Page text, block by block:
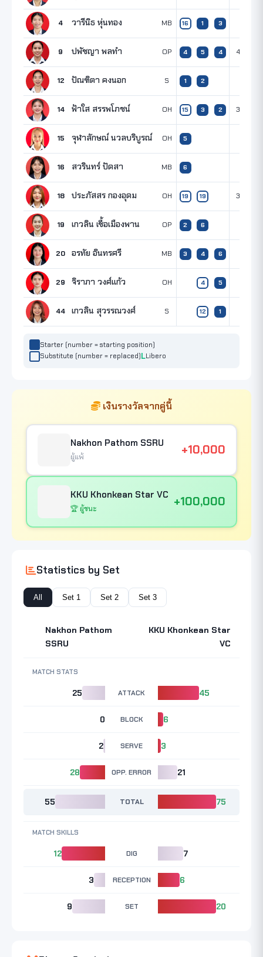
4 วารีนิธ หุ่นทอง MB 16 1 3
9 ปพัชญา พลทำ OP 4 5 4 4
12 ปัณฑิตา คงนอก S 1 2
14 ฟ้าใส สรรพโภชน์ OH 15 3 2 3
15 จุฬาลักษณ์ นวลบริบูรณ์ OH 5
16 สวรินทร์ ปัดสา MB 6
18 ประภัสสร กองอุดม OH 19 19 3
19 เกวลิน เชื้อเมืองพาน OP 2 6
20 อรทัย อินทรศรี MB 3 4 6
29 จิราภา วงศ์แก้ว OH 4 5
44 เกวลิน สุวรรณวงศ์ S 12 1
Starter (number = starting position)
Substitute (number = replaced)
Libero
เงินรางวัลจากคู่นี้
Nakhon Pathom SSRU
ผู้แพ้ +10,000
KKU Khonkean Star VC
🏆 ผู้ชนะ +100,000
Statistics by Set
All Set 1 Set 2 Set 3
Nakhon Pathom
SSRU
KKU Khonkean Star
VC
MATCH STATS
25 ATTACK 45
0 BLOCK 6
2 SERVE 3
28 OPP. ERROR 21
55 TOTAL 75
MATCH SKILLS
12 DIG 7
3 RECEPTION 6
9 SET 20